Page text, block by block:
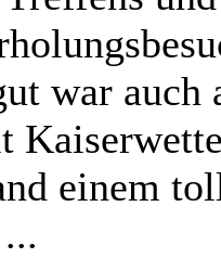
war auch
einem